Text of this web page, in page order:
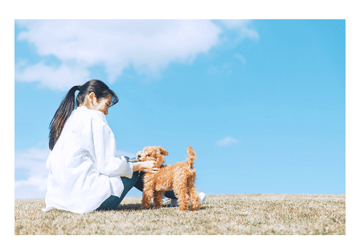
スマートプラス少額短期保険株式会社
（https://www.smartplus-insurance.com/）
チューリッヒ少額短期保険株式会社
(https://www.zurichssi.co.jp/)
Tokio Marine X少額短期保険株式会社
(https://www.tokiomarine-x.co.jp/)
ペットメディカルサポート株式会社
(https://pshoken.co.jp/)
リトルファミリー少額短期保険株式会社
(https://www.littlefamily-ssi.com/)
2.共同募集を行う代理店から受領する個人情報